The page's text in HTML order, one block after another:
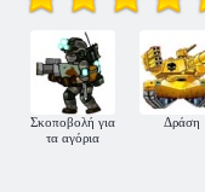
Σκοποβολή για
τα αγόρια
Δράση